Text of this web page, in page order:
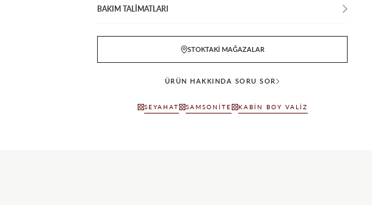
BAKIM TALİMATLARI
STOKTAKI MAĞAZALAR
ÜRÜN HAKKINDA SORU SOR
SEYAHAT SAMSONITE KABIN BOY VALIZ